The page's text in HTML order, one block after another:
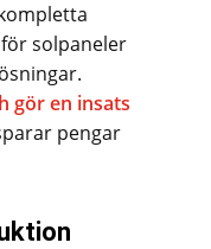
solpaneler
gör en insats
pengar